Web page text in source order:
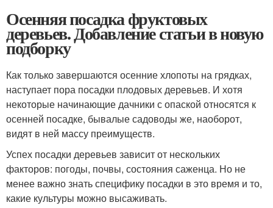
Осенняя посадка фруктовых
деревьев. Добавление статьи в новую
подборку
Как только завершаются осенние хлопоты на грядках,
наступает пора посадки плодовых деревьев. И хотя
некоторые начинающие дачники с опаской относятся к
осенней посадке, бывалые садоводы же, наоборот,
видят в ней массу преимуществ.
Успех посадки деревьев зависит от нескольких
факторов: погоды, почвы, состояния саженца. Но не
менее важно знать специфику посадки в это время и то,
какие культуры можно высаживать.